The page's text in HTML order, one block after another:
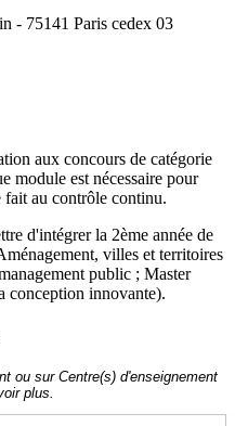
- 75141 Paris cedex 03
aux concours de catégorie
module est nécessaire pour
au contrôle continu.
d'intégrer la 2ème année de
villes et territoires
public ; Master
conception innovante).
ou sur Centre(s) d'enseignement
plus.